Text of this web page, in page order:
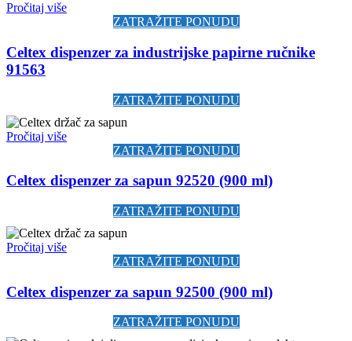
Pročitaj više
ZATRAŽITE PONUDU
Celtex dispenzer za industrijske papirne ručnike
91563
ZATRAŽITE PONUDU
Pročitaj više
ZATRAŽITE PONUDU
Celtex dispenzer za sapun 92520 (900 ml)
ZATRAŽITE PONUDU
Pročitaj više
ZATRAŽITE PONUDU
Celtex dispenzer za sapun 92500 (900 ml)
ZATRAŽITE PONUDU